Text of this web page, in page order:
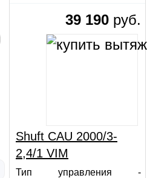
39 190 руб.
Shuft CAU 2000/3-
2,4/1 VIM
Тип управления -